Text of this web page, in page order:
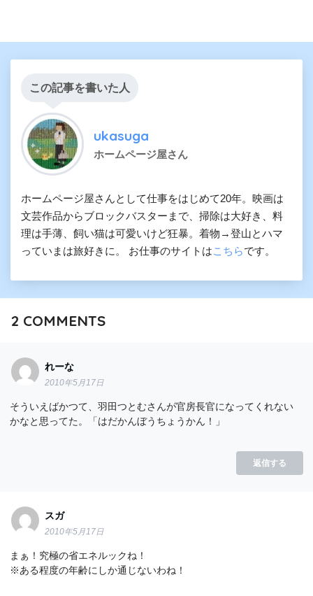
この記事を書いた人
ukasuga
ホームページ屋さん
ホームページ屋さんとして仕事をはじめて20年。映画は
文芸作品からブロックバスターまで、掃除は大好き、料
理は手薄、飼い猫は可愛いけど狂暴。着物→登山とハマ
っていまは旅好きに。 お仕事のサイトはこちらです。
2 COMMENTS
れーな
2010年5月17日
そういえばかつて、羽田つとむさんが官房長官になってくれない
かなと思ってた。「はだかんぼうちょうかん！」
返信する
スガ
2010年5月17日
まぁ！究極の省エネルックね！
※ある程度の年齢にしか通じないわね！